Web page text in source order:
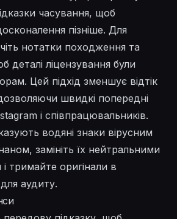
часування, щоб
пізніше. Для
нотатки походження та
деталі ліцензування були
Цей підхід зменшує відтік
швидкі попередні
і співпрацювальників.
водяні знаки вірусним
замініть їх нейтральними
тримайте оригінали в
аудиту.